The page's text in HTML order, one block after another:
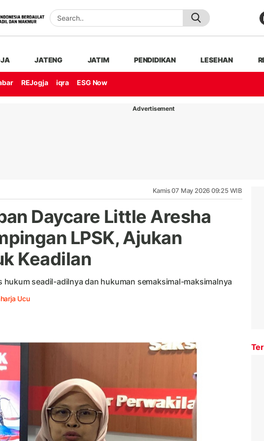
JATENG JATIM PENDIDIKAN LESEHAN
REJogja iqra ESG Now
Advertisement
Kamis 07 May 2026 09:25 WIB
Daycare Little Aresha
LPSK, Ajukan
Keadilan
hukum seadil-adilnya dan hukuman semaksimal-maksimalnya
Ucu